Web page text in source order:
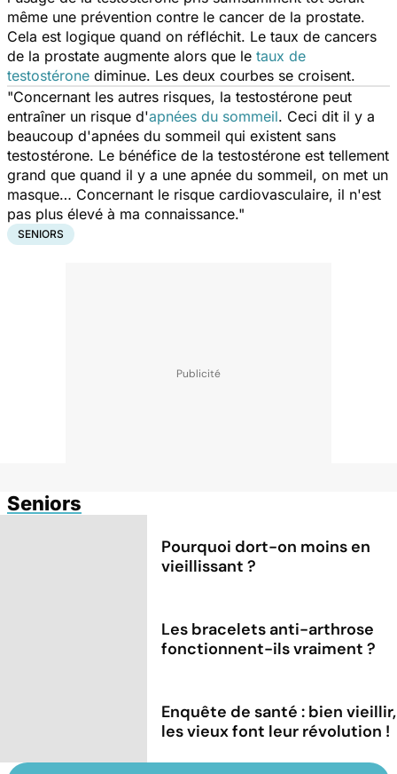
même une prévention contre le cancer de la prostate.
Cela est logique quand on réfléchit. Le taux de cancers
de la prostate augmente alors que le taux de
testostérone diminue. Les deux courbes se croisent.
"Concernant les autres risques, la testostérone peut
entraîner un risque d'apnées du sommeil. Ceci dit il y a
beaucoup d'apnées du sommeil qui existent sans
testostérone. Le bénéfice de la testostérone est tellement
grand que quand il y a une apnée du sommeil, on met un
masque… Concernant le risque cardiovasculaire, il n'est
pas plus élevé à ma connaissance."
SENIORS
Seniors
Pourquoi dort-on moins en
vieillissant ?
Les bracelets anti-arthrose
fonctionnent-ils vraiment ?
Enquête de santé : bien vieillir,
les vieux font leur révolution !